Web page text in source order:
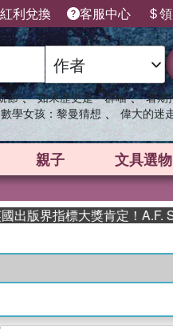
紅利兌換 客服中心
節 、 如果歷史是一群喵 、 暑期
數學女孩：黎曼猜想 、 偉大的迷
親子 文具選物
版界指標大獎肯定！A.F.